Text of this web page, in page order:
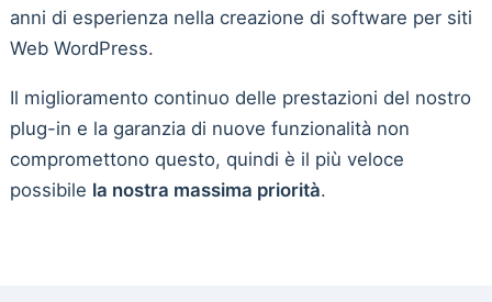
anni di esperienza nella creazione di software per siti
Web WordPress.
Il miglioramento continuo delle prestazioni del nostro
plug-in e la garanzia di nuove funzionalità non
compromettono questo, quindi è il più veloce
possibile la nostra massima priorità.